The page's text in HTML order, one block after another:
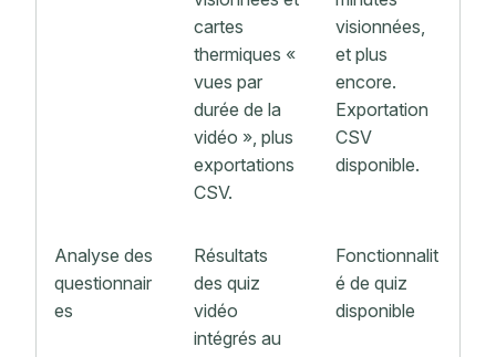
cartes
thermiques «
vues par
durée de la
vidéo », plus
exportations
CSV.
visionnées,
et plus
encore.
Exportation
CSV
disponible.
Analyse des
questionnair
es
Résultats
des quiz
vidéo
intégrés au
Fonctionnalit
é de quiz
disponible